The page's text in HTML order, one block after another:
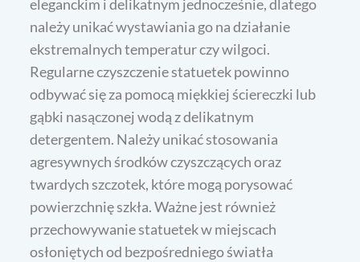
eleganckim i delikatnym jednocześnie, dlatego
należy unikać wystawiania go na działanie
ekstremalnych temperatur czy wilgoci.
Regularne czyszczenie statuetek powinno
odbywać się za pomocą miękkiej ściereczki lub
gąbki nasączonej wodą z delikatnym
detergentem. Należy unikać stosowania
agresywnych środków czyszczących oraz
twardych szczotek, które mogą porysować
powierzchnię szkła. Ważne jest również
przechowywanie statuetek w miejscach
osłoniętych od bezpośredniego światła